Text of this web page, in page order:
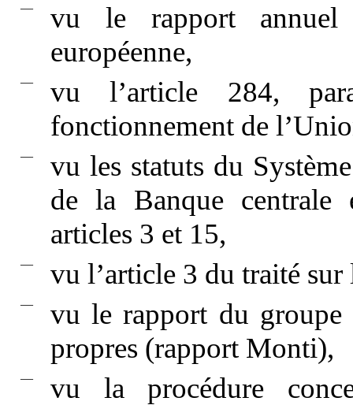
—
vu le rapport
européenne,
—
vu l’article 284,
fonctionnement de
—
vu les statuts du
de la Banque centrale
articles 3 et 15,
— vu l’article 3 du traité
—
vu le rapport du groupe
propres (rapport Monti),
—
vu la procédure